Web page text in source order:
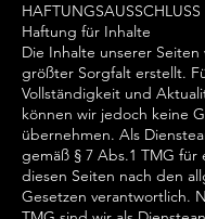
HAFTUNGSAUSSCHLUSS
Haftung für Inhalte
Die Inhalte unserer
größter Sorgfalt erstellt.
Vollständigkeit und
können wir jedoch keine
übernehmen. Als
gemäß § 7 Abs.1 TMG
diesen Seiten nach den
Gesetzen verantwortlich.